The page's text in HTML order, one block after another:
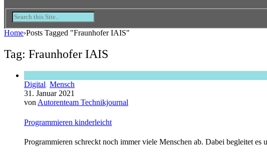
Home›Posts Tagged "Fraunhofer IAIS"
Tag: Fraunhofer IAIS
Digital, Mensch
31. Januar 2021
von Autorenteam Technikjournal
Programmieren kinderleicht
Programmieren schreckt noch immer viele Menschen ab. Dabei begleitet